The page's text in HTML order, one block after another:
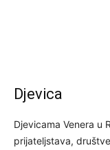
Djevica
Djevicama Venera u
prijateljstava,